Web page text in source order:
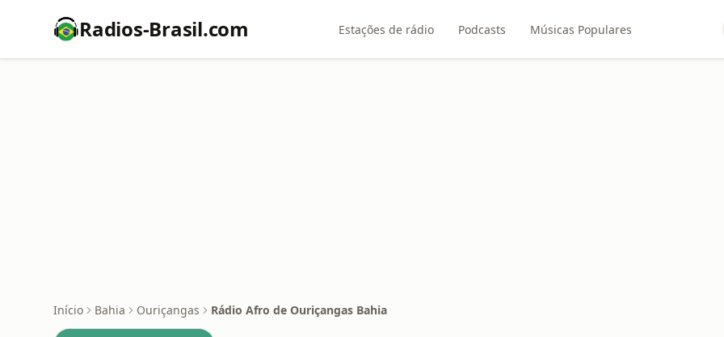
Radios-Brasil.com Estações de rádio Podcasts Músicas Populares
Início Bahia Ouriçangas Rádio Afro de Ouriçangas Bahia